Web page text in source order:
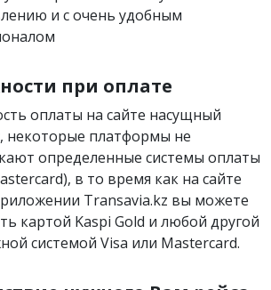
и с очень удобным
при оплате
оплаты на сайте насущный
некоторые платформы не
определенные системы оплаты
в то время как на сайте
Transavia.kz вы можете
картой Kaspi Gold и любой другой
системой Visa или Mastercard.